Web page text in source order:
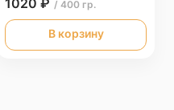
/ 400 гр.
В корзину